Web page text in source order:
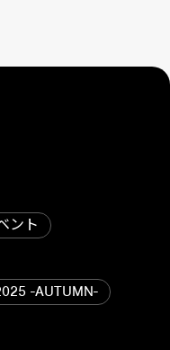
ント
-AUTUMN-